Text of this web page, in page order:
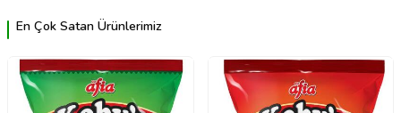
En Çok Satan Ürünlerimiz